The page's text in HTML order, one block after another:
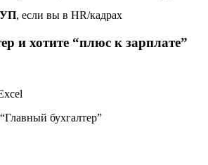
, если вы в HR/кадрах
и хотите “плюс к зарплате”
бухгалтер”